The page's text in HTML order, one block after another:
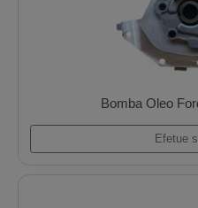
Bomba Oleo Vw